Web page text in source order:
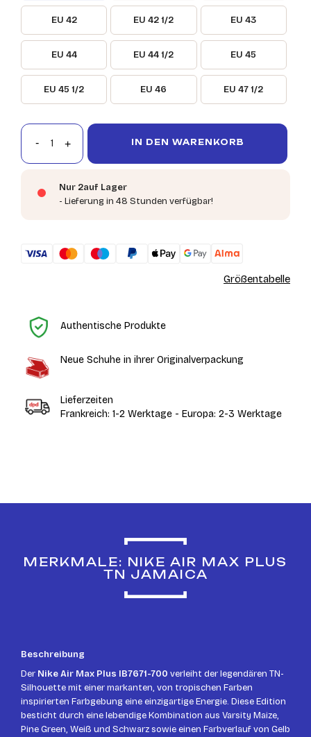
EU 42 EU 42 1/2 EU 43
EU 44 EU 44 1/2 EU 45
EU 45 1/2 EU 46 EU 47 1/2
IN DEN WARENKORB
Nur 2auf Lager
- Lieferung in 48 Stunden verfügbar!
Größentabelle
Authentische Produkte
Neue Schuhe in ihrer Originalverpackung
Lieferzeiten
Frankreich: 1-2 Werktage - Europa: 2-3 Werktage
MERKMALE: NIKE AIR MAX PLUS
TN JAMAICA
Beschreibung
Der Nike Air Max Plus IB7671-700 verleiht der legendären TN-
Silhouette mit einer markanten, von tropischen Farben
inspirierten Farbgebung eine einzigartige Energie. Diese Edition
besticht durch eine lebendige Kombination aus Varsity Maize,
Pine Green, Weiß und Schwarz sowie einen Farbverlauf von Gelb